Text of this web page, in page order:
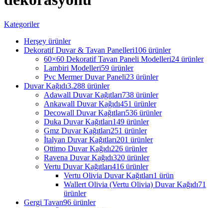
Kategoriler
Herşey ürünler
Dekoratif Duvar & Tavan Panelleri106 ürünler
60×60 Dekoratif Tavan Paneli Modelleri24 ürünler
Lambiri Modelleri59 ürünler
Pvc Mermer Duvar Paneli23 ürünler
Duvar Kağıdı3.288 ürünler
Adawall Duvar Kağıtları738 ürünler
Ankawall Duvar Kağıdı451 ürünler
Decowall Duvar Kağıtları536 ürünler
Duka Duvar Kağıtları149 ürünler
Gmz Duvar Kağıtları251 ürünler
İtalyan Duvar Kağıtları201 ürünler
Ottimo Duvar Kağıdı226 ürünler
Ravena Duvar Kağıdı320 ürünler
Vertu Duvar Kağıtları416 ürünler
Vertu Olivia Duvar Kağıtları1 ürün
Wallert Olivia (Vertu Olivia) Duvar Kağıdı71
ürünler
Gergi Tavan96 ürünler